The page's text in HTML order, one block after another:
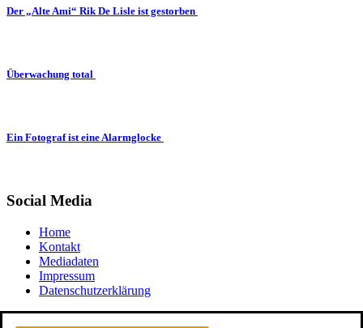
Der „Alte Ami“ Rik De Lisle ist gestorben
Überwachung total
Ein Fotograf ist eine Alarmglocke
Social Media
Home
Kontakt
Mediadaten
Impressum
Datenschutzerklärung